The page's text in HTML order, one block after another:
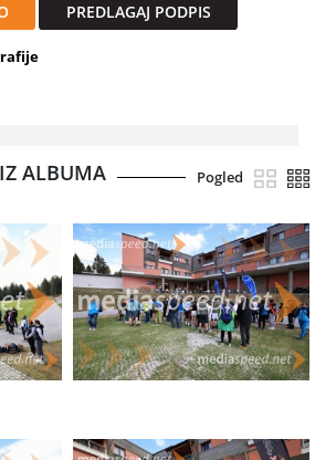
PREDLAGAJ PODPIS
ALBUMA Pogled